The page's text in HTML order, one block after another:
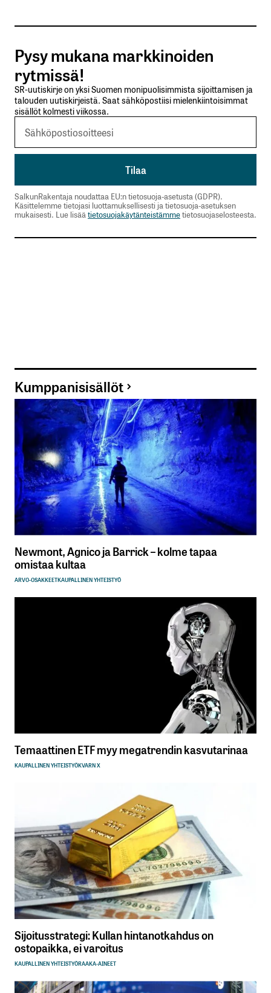
Tilaa SalkunRakentajan uutiskirje
Lähetä kommentti
Pysy mukana markkinoiden
rytmissä!
SR-uutiskirje on yksi Suomen monipuolisimmista sijoittamisen ja
talouden uutiskirjeistä. Saat sähköpostiisi mielenkiintoisimmat
sisällöt kolmesti viikossa.
SalkunRakentaja noudattaa EU:n tietosuoja-asetusta (GDPR).
Käsittelemme tietojasi luottamuksellisesti ja tietosuoja-asetuksen
mukaisesti. Lue lisäätietosuojakäytänteistämmetietosuojaselosteesta.
Kumppanisisällöt
Newmont, Agnico ja Barrick – kolme tapaa
omistaa kultaa
ARVO-OSAKKEETKAUPALLINEN YHTEISTYÖ
Temaattinen ETF myy megatrendin kasvutarinaa
KAUPALLINEN YHTEISTYÖKVARN X
Sijoitusstrategi: Kullan hintanotkahdus on
ostopaikka, ei varoitus
KAUPALLINEN YHTEISTYÖRAAKA-AINEET